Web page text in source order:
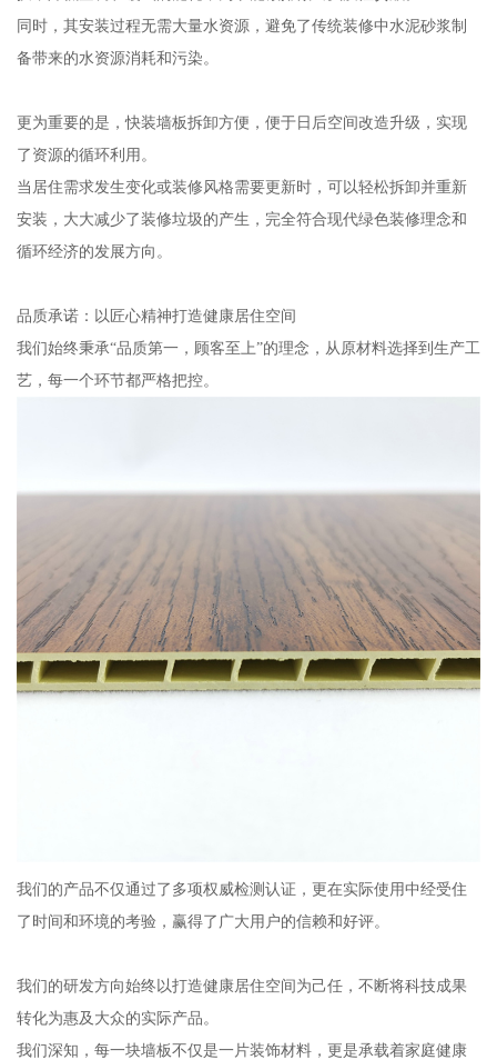
同时，其安装过程无需大量水资源，避免了传统装修中水泥砂浆制
备带来的水资源消耗和污染。
更为重要的是，快装墙板拆卸方便，便于日后空间改造升级，实现
了资源的循环利用。
当居住需求发生变化或装修风格需要更新时，可以轻松拆卸并重新
安装，大大减少了装修垃圾的产生，完全符合现代绿色装修理念和
循环经济的发展方向。
品质承诺：以匠心精神打造健康居住空间
我们始终秉承“品质第一，顾客至上”的理念，从原材料选择到生产工
艺，每一个环节都严格把控。
我们的产品不仅通过了多项权威检测认证，更在实际使用中经受住
了时间和环境的考验，赢得了广大用户的信赖和好评。
我们的研发方向始终以打造健康居住空间为己任，不断将科技成果
转化为惠及大众的实际产品。
我们深知，每一块墙板不仅是一片装饰材料，更是承载着家庭健康